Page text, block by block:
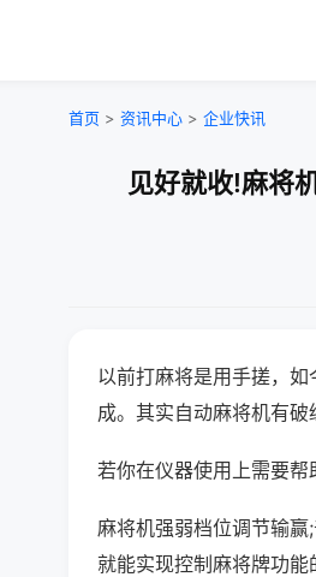
首页 > 资讯中心 > 企业快讯
见好就收!麻将
以前打麻将是用手搓，
成。其实自动麻将机有破
若你在仪器使用上需要
麻将机强弱档位调节输
就能实现控制麻将牌功能